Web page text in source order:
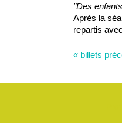
"Des
Après la
repartis
« billets